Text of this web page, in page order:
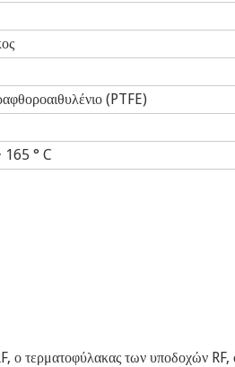
(PTFE)
165 ° C
ο τερματοφύλακας των υποδοχών